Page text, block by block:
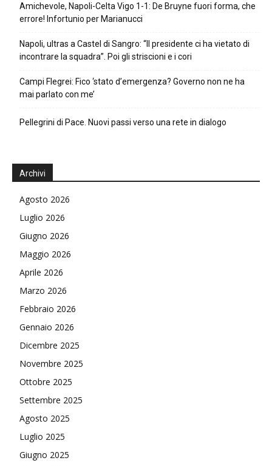
Amichevole, Napoli-Celta Vigo 1-1: De Bruyne fuori forma, che
errore! Infortunio per Marianucci
Napoli, ultras a Castel di Sangro: “Il presidente ci ha vietato di
incontrare la squadra”. Poi gli striscioni e i cori
Campi Flegrei: Fico ‘stato d’emergenza? Governo non ne ha
mai parlato con me’
Pellegrini di Pace. Nuovi passi verso una rete in dialogo
Archivi
Agosto 2026
Luglio 2026
Giugno 2026
Maggio 2026
Aprile 2026
Marzo 2026
Febbraio 2026
Gennaio 2026
Dicembre 2025
Novembre 2025
Ottobre 2025
Settembre 2025
Agosto 2025
Luglio 2025
Giugno 2025